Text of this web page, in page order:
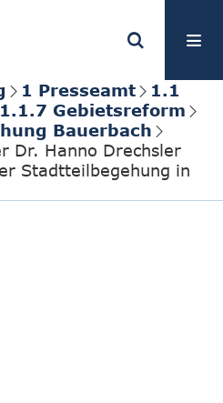
1 Presseamt
1.1
1.1.7 Gebietsreform
Bauerbach
Dr. Hanno Drechsler
Stadtteilbegehung in